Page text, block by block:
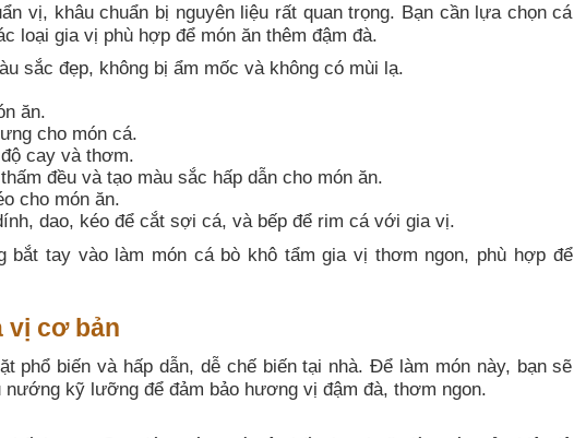
vị, khâu chuẩn bị nguyên liệu rất quan trọng. Bạn cần lựa chọn cá
loại gia vị phù hợp để món ăn thêm đậm đà.
sắc đẹp, không bị ẩm mốc và không có mùi lạ.
ăn.
cho món cá.
cay và thơm.
đều và tạo màu sắc hấp dẫn cho món ăn.
cho món ăn.
dao, kéo để cắt sợi cá, và bếp để rim cá với gia vị.
bắt tay vào làm món cá bò khô tẩm gia vị thơm ngon, phù hợp để
vị cơ bản
phổ biến và hấp dẫn, dễ chế biến tại nhà. Để làm món này, bạn sẽ
kỹ lưỡng để đảm bảo hương vị đậm đà, thơm ngon.